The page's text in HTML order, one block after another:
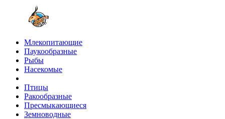
Млекопитающие
Паукообразные
Рыбы
Насекомые
Птицы
Ракообразные
Пресмыкающиеся
Земноводные